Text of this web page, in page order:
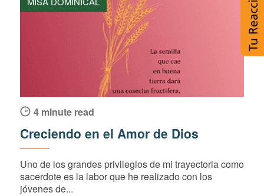
4 minute read
Creciendo en el Amor de Dios
Uno de los grandes privilegios de mi trayectoria como
sacerdote es la labor que he realizado con los
jóvenes de...